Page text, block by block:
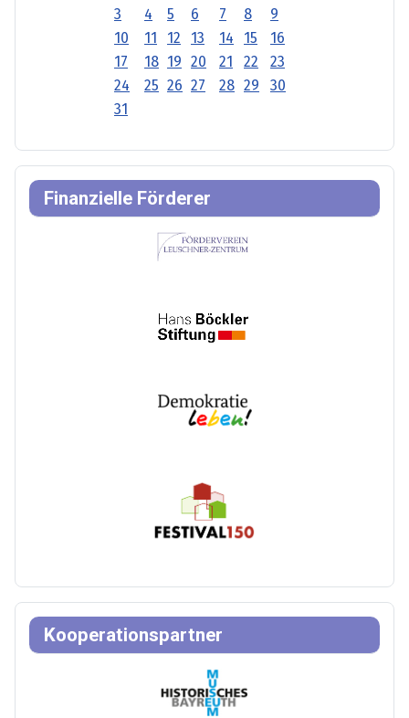
3
4 5 6 7 8
9
10
11 12 13 14 15
16
17
18 19 20 21 22
23
24
25 26 27 28 29
30
31
Finanzielle Förderer
Kooperationspartner